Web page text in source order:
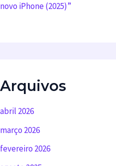
novo iPhone (2025)”
Arquivos
abril 2026
março 2026
fevereiro 2026